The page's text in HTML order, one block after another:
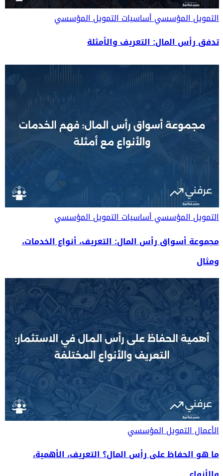
التمويل المؤسسيأساسيات التمويل المؤسسي
تدفق رأس المال: التعريف والأمثلة
التمويل المؤسسيأساسيات التمويل المؤسسي
مجموعة أسواق رأس المال: التعريف، أنواع الخدمات،
ومثال
الأعمالالتمويل المؤسسي
ما هو الحفاظ على رأس المال؟ التعريف، الأهمية،